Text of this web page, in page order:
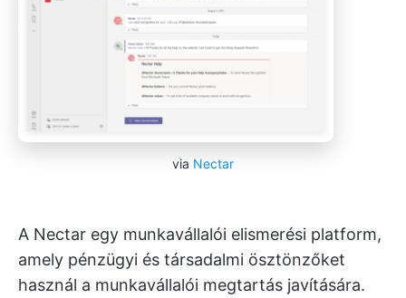
via Nectar
A Nectar egy munkavállalói elismerési platform,
amely pénzügyi és társadalmi ösztönzőket
használ a munkavállalói megtartás javítására.